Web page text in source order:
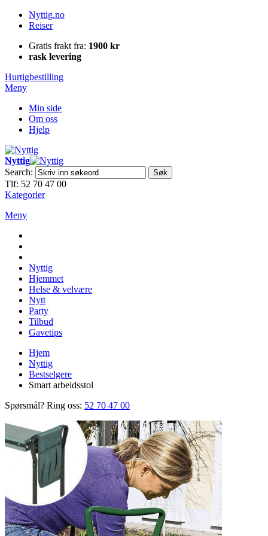
Nyttig.no
Reiser
Gratis frakt fra: 1900 kr
rask levering
Hurtigbestilling
Meny
Min side
Om oss
Hjelp
Nyttig
Search:
Søk
Tlf: 52 70 47 00
Kategorier
Meny
Nyttig
Hjemmet
Helse & velvære
Nytt
Party
Tilbud
Gavetips
Hjem
Nyttig
Bestselgere
Smart arbeidsstol
Spørsmål? Ring oss: 52 70 47 00